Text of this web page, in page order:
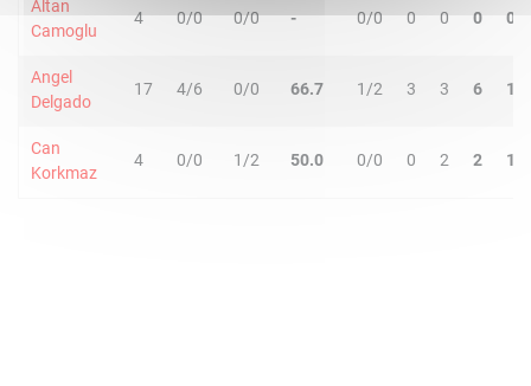
Altan
Camoglu
4 0/0 0/0 - 0/0 0 0 0 0
Angel
Delgado
17 4/6 0/0 66.7 1/2 3 3 6 1
Can
Korkmaz
4 0/0 1/2 50.0 0/0 0 2 2 1